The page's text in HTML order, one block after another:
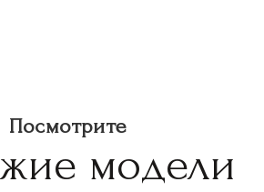
Посмотрите
модели